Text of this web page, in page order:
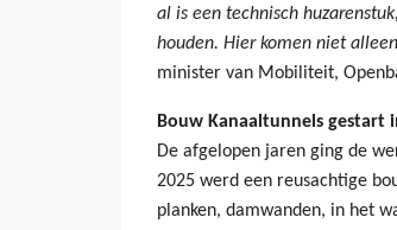
al is een technisch
houden. Hier komen niet
minister van Mobiliteit,
Bouw Kanaaltunnels gestart
De afgelopen jaren ging de
2025 werd een reusachtige
planken, damwanden, in het